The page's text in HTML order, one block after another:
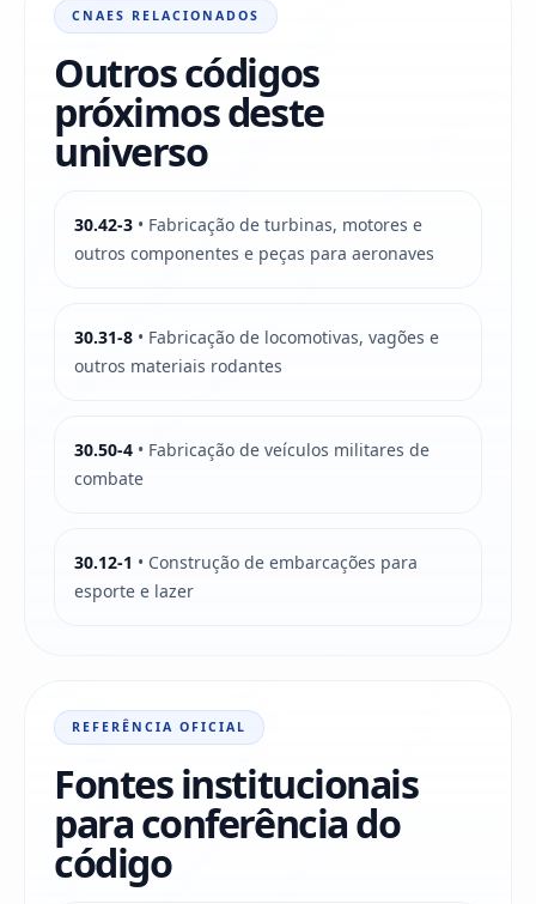
CNAES RELACIONADOS
Outros códigos
próximos deste
universo
30.42-3 • Fabricação de turbinas, motores e
outros componentes e peças para aeronaves
30.31-8 • Fabricação de locomotivas, vagões e
outros materiais rodantes
30.50-4 • Fabricação de veículos militares de
combate
30.12-1 • Construção de embarcações para
esporte e lazer
REFERÊNCIA OFICIAL
Fontes institucionais
para conferência do
código